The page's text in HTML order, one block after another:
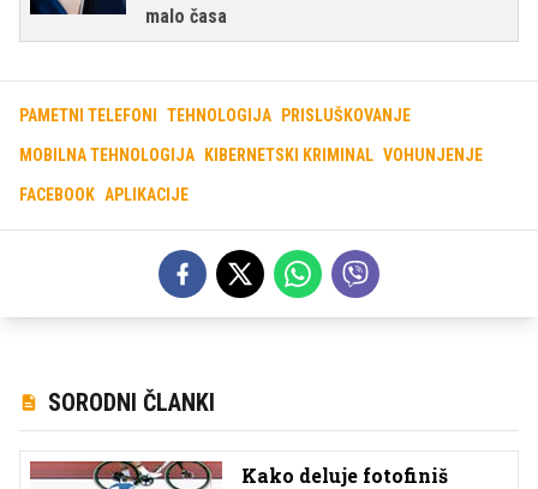
malo časa
PAMETNI TELEFONI TEHNOLOGIJA PRISLUŠKOVANJE
MOBILNA TEHNOLOGIJA KIBERNETSKI KRIMINAL VOHUNJENJE
FACEBOOK APLIKACIJE
SORODNI ČLANKI
Kako deluje fotofiniš